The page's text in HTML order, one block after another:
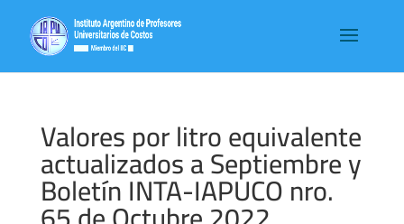
Valores por litro equivalente
actualizados a Septiembre y
Boletín INTA-IAPUCO nro.